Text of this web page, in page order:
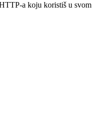
a koju koristiš u svom